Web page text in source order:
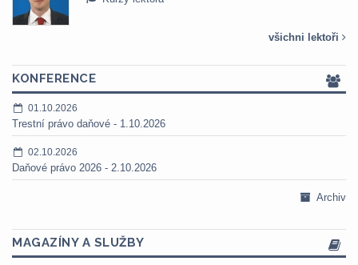
všichni lektoři
KONFERENCE
01.10.2026
Trestní právo daňové - 1.10.2026
02.10.2026
Daňové právo 2026 - 2.10.2026
Archiv
MAGAZÍNY A SLUŽBY